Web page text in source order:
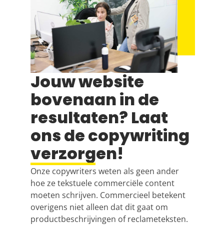
Jouw website
bovenaan in de
resultaten? Laat
ons de copywriting
verzorgen!
Onze copywriters weten als geen ander
hoe ze tekstuele commerciële content
moeten schrijven. Commercieel betekent
overigens niet alleen dat dit gaat om
productbeschrijvingen of reclameteksten.